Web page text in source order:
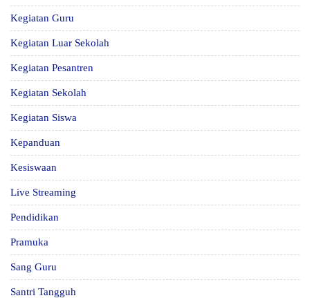
Kegiatan Guru
Kegiatan Luar Sekolah
Kegiatan Pesantren
Kegiatan Sekolah
Kegiatan Siswa
Kepanduan
Kesiswaan
Live Streaming
Pendidikan
Pramuka
Sang Guru
Santri Tangguh